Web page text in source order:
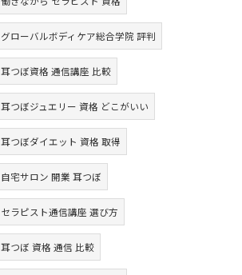
グローバルボディケア総合学院 評判
耳つぼ資格 通信講座 比較
耳つぼジュエリー 資格 どこがいい
耳つぼダイエット 資格 取得
自宅サロン 開業 耳つぼ
セラピスト通信講座 選び方
耳つぼ 資格 通信 比較